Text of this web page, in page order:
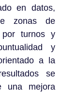
en datos,
zonas de
por turnos y
y
a la
se
una mejora